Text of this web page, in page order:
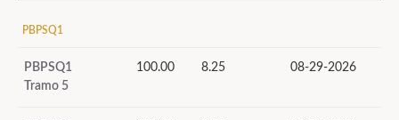
PBPSQ1
PBPSQ1
Tramo 5
100.00 8.25 08-29-2026